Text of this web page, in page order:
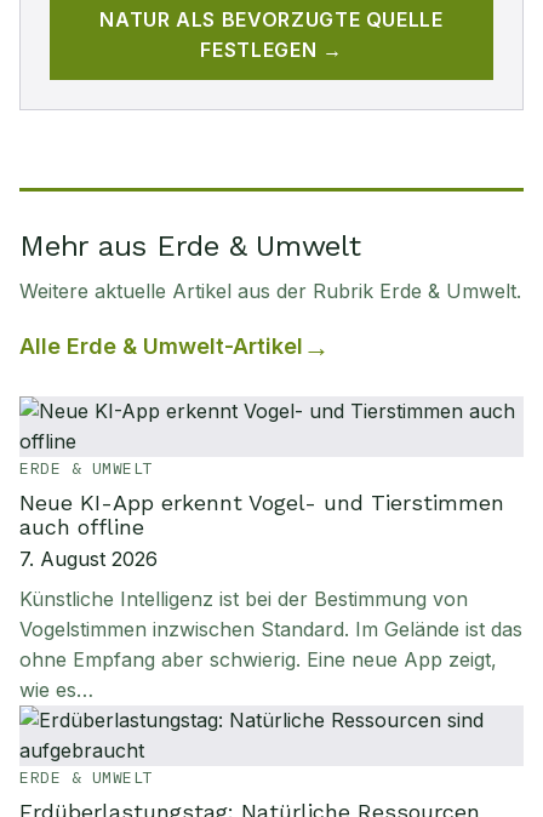
NATUR ALS BEVORZUGTE QUELLE
FESTLEGEN →
Mehr aus Erde & Umwelt
Weitere aktuelle Artikel aus der Rubrik Erde & Umwelt.
Alle Erde & Umwelt-Artikel
ERDE & UMWELT
Neue KI-App erkennt Vogel- und Tierstimmen
auch offline
7. August 2026
Künstliche Intelligenz ist bei der Bestimmung von
Vogelstimmen inzwischen Standard. Im Gelände ist das
ohne Empfang aber schwierig. Eine neue App zeigt,
wie es…
ERDE & UMWELT
Erdüberlastungstag: Natürliche Ressourcen